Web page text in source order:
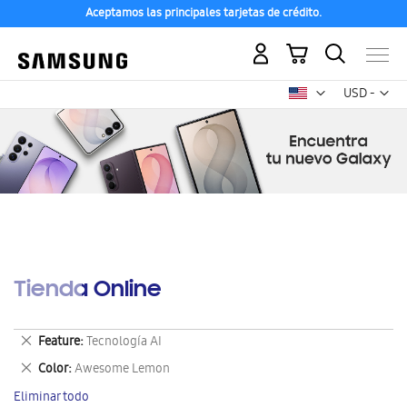
Aceptamos las principales tarjetas de crédito.
USD -
dólar
Mi carrito
Tienda Online
Feature Tecnología AI
Eliminar
este
artículo
Color Awesome Lemon
Eliminar
este
Eliminar todo